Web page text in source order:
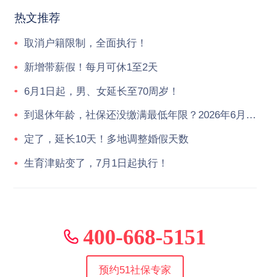
热文推荐
取消户籍限制，全面执行！
新增带薪假！每月可休1至2天
6月1日起，男、女延长至70周岁！
到退休年龄，社保还没缴满最低年限？2026年6月起，统一按新规执行！
定了，延长10天！多地调整婚假天数
生育津贴变了，7月1日起执行！
400-668-5151
预约51社保专家